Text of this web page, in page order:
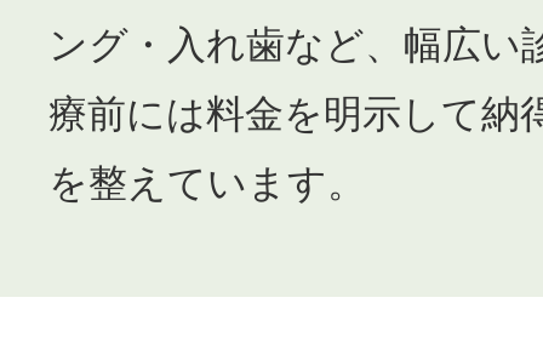
ング・入れ歯など、幅広い
療前には料金を明示して納
を整えています。